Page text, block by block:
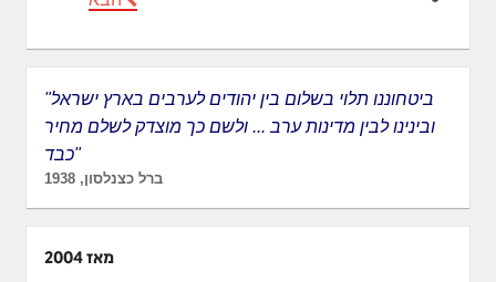
"ביטחוננו תלוי בשלום בין יהודים לערבים בארץ ישראל
ובינינו לבין מדינות ערב ... ולשם כך מוצדק לשלם מחיר
כבד"
ברל כצנלסון, 1938
מאז 2004